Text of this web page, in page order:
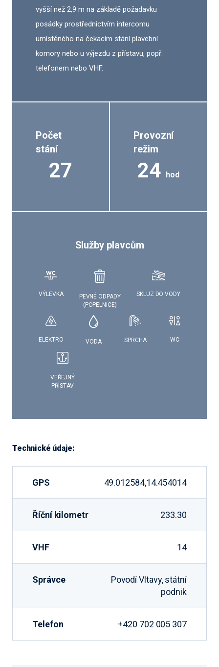
vyšší než 2,9 m na základě požadavku
posádky prostřednictvím intercomu
umístěného na čekacím stání plavební
komory nebo u výjezdu z přístavu, popř.
telefonem nebo VHF.
Počet
stání
27
Provozní
režim
24 hod
Služby plavcům
VÝLEVKA
PEVNÉ ODPADY
(POPELNICE)
SKLUZ DO VODY
ELEKTRO VODA SPRCHA WC
VEŘEJNÝ
PŘÍSTAV
Technické údaje:
GPS 49.012584,14.454014
Říční kilometr 233.30
VHF 14
Správce
Povodí Vltavy, státní
podnik
Telefon +420 702 005 307